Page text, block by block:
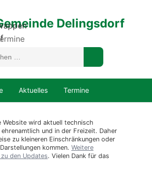
Delingsdorf
Aktuelles Termine
Website wird aktuell technisch
und in der Freizeit. Daher
zu kleineren Einschränkungen oder
kommen. Weitere
den Updates. Vielen Dank für das